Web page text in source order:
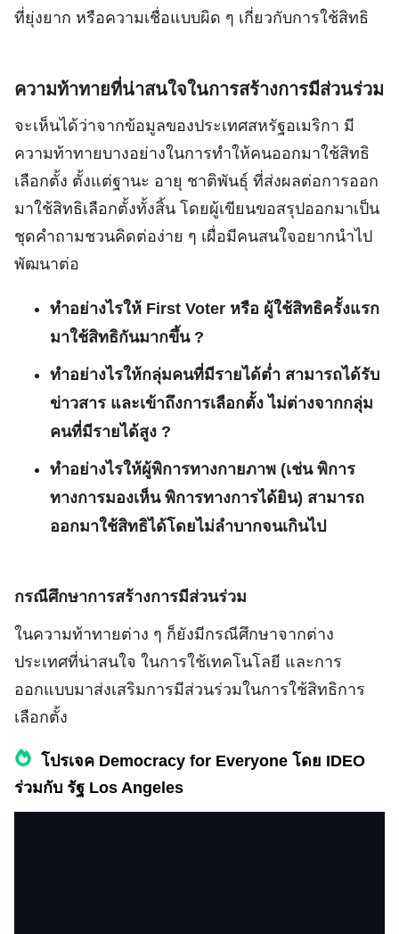
ที่ยุ่งยาก หรือความเชื่อแบบผิด ๆ เกี่ยวกับการใช้สิทธิ
ความท้าทายที่น่าสนใจในการสร้างการมีส่วนร่วม
จะเห็นได้ว่าจากข้อมูลของประเทศสหรัฐอเมริกา มี
ความท้าทายบางอย่างในการทำให้คนออกมาใช้สิทธิ
เลือกตั้ง ตั้งแต่ฐานะ อายุ ชาติพันธ์ุ ที่ส่งผลต่อการออก
มาใช้สิทธิเลือกตั้งทั้งสิ้น โดยผู้เขียนขอสรุปออกมาเป็น
ชุดคำถามชวนคิดต่อง่าย ๆ เผื่อมีคนสนใจอยากนำไป
พัฒนาต่อ
ทำอย่างไรให้ First Voter หรือ ผู้ใช้สิทธิครั้งแรก
มาใช้สิทธิกันมากขึ้น ?
ทำอย่างไรให้กลุ่มคนที่มีรายได้ต่ำ สามารถได้รับ
ข่าวสาร และเข้าถึงการเลือกตั้ง ไม่ต่างจากกลุ่ม
คนที่มีรายได้สูง ?
ทำอย่างไรให้ผู้พิการทางกายภาพ (เช่น พิการ
ทางการมองเห็น พิการทางการได้ยิน) สามารถ
ออกมาใช้สิทธิได้โดยไม่ลำบากจนเกินไป
กรณีศึกษาการสร้างการมีส่วนร่วม
ในความท้าทายต่าง ๆ ก็ยังมีกรณีศึกษาจากต่าง
ประเทศที่น่าสนใจ ในการใช้เทคโนโลยี และการ
ออกแบบมาส่งเสริมการมีส่วนร่วมในการใช้สิทธิการ
เลือกตั้ง
โปรเจค Democracy for Everyone โดย IDEO
ร่วมกับ รัฐ Los Angeles